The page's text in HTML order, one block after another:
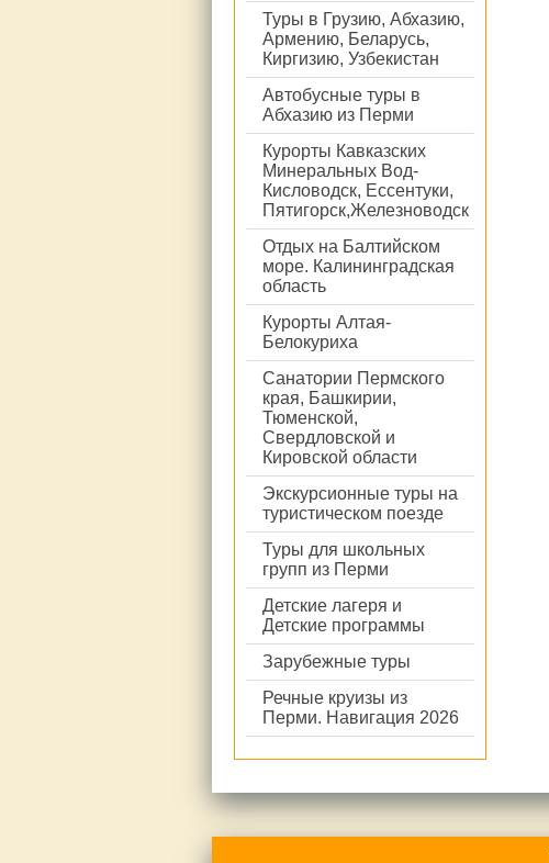
Туры в Грузию, Абхазию,
Армению, Беларусь,
Киргизию, Узбекистан
Автобусные туры в
Абхазию из Перми
Курорты Кавказских
Минеральных Вод-
Кисловодск, Ессентуки,
Пятигорск,Железноводск
Отдых на Балтийском
море. Калининградская
область
Курорты Алтая-
Белокуриха
Санатории Пермского
края, Башкирии,
Тюменской,
Свердловской и
Кировской области
Экскурсионные туры на
туристическом поезде
Туры для школьных
групп из Перми
Детские лагеря и
Детские программы
Зарубежные туры
Речные круизы из
Перми. Навигация 2026